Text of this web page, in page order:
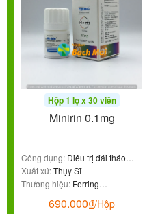
Hộp 1 lọ x 30 viên
Minirin 0.1mg
Công dụng:Điều trị đái tháo
nhạt
Xuất xứ:Thụy Sĩ
Thương hiệu: Ferring
690.000₫/Hộp